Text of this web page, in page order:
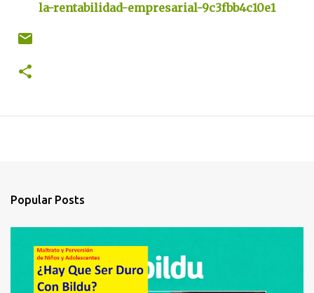
la-rentabilidad-empresarial-9c3fbb4c10e1
Popular Posts